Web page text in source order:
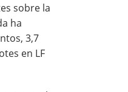
sobre la
ha
3,7
en LF